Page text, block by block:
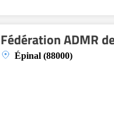
Fédération ADMR
Épinal (88000)